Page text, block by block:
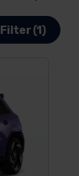
Filter (1)